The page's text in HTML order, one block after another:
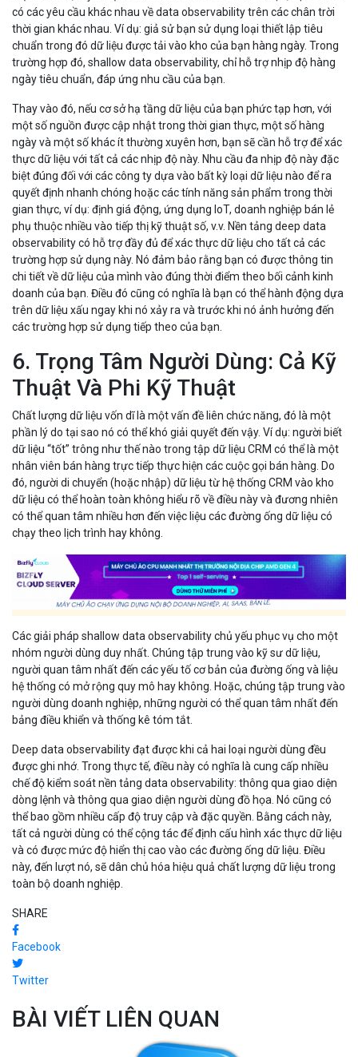
có các yêu cầu khác nhau về data observability trên các chân trời
thời gian khác nhau. Ví dụ: giả sử bạn sử dụng loại thiết lập tiêu
chuẩn trong đó dữ liệu được tải vào kho của bạn hàng ngày. Trong
trường hợp đó, shallow data observability, chỉ hỗ trợ nhịp độ hàng
ngày tiêu chuẩn, đáp ứng nhu cầu của bạn.
Thay vào đó, nếu cơ sở hạ tầng dữ liệu của bạn phức tạp hơn, với
một số nguồn được cập nhật trong thời gian thực, một số hàng
ngày và một số khác ít thường xuyên hơn, bạn sẽ cần hỗ trợ để xác
thực dữ liệu với tất cả các nhịp độ này. Nhu cầu đa nhịp độ này đặc
biệt đúng đối với các công ty dựa vào bất kỳ loại dữ liệu nào để ra
quyết định nhanh chóng hoặc các tính năng sản phẩm trong thời
gian thực, ví dụ: định giá động, ứng dụng IoT, doanh nghiệp bán lẻ
phụ thuộc nhiều vào tiếp thị kỹ thuật số, v.v. Nền tảng deep data
observability có hỗ trợ đầy đủ để xác thực dữ liệu cho tất cả các
trường hợp sử dụng này. Nó đảm bảo rằng bạn có được thông tin
chi tiết về dữ liệu của mình vào đúng thời điểm theo bối cảnh kinh
doanh của bạn. Điều đó cũng có nghĩa là bạn có thể hành động dựa
trên dữ liệu xấu ngay khi nó xảy ra và trước khi nó ảnh hưởng đến
các trường hợp sử dụng tiếp theo của bạn.
6. Trọng Tâm Người Dùng: Cả Kỹ
Thuật Và Phi Kỹ Thuật
Chất lượng dữ liệu vốn dĩ là một vấn đề liên chức năng, đó là một
phần lý do tại sao nó có thể khó giải quyết đến vậy. Ví dụ: người biết
dữ liệu “tốt” trông như thế nào trong tập dữ liệu CRM có thể là một
nhân viên bán hàng trực tiếp thực hiện các cuộc gọi bán hàng. Do
đó, người di chuyển (hoặc nhập) dữ liệu từ hệ thống CRM vào kho
dữ liệu có thể hoàn toàn không hiểu rõ về điều này và đương nhiên
có thể quan tâm nhiều hơn đến việc liệu các đường ống dữ liệu có
chạy theo lịch trình hay không.
Các giải pháp shallow data observability chủ yếu phục vụ cho một
nhóm người dùng duy nhất. Chúng tập trung vào kỹ sư dữ liệu,
người quan tâm nhất đến các yếu tố cơ bản của đường ống và liệu
hệ thống có mở rộng quy mô hay không. Hoặc, chúng tập trung vào
người dùng doanh nghiệp, những người có thể quan tâm nhất đến
bảng điều khiển và thống kê tóm tắt.
Deep data observability đạt được khi cả hai loại người dùng đều
được ghi nhớ. Trong thực tế, điều này có nghĩa là cung cấp nhiều
chế độ kiểm soát nền tảng data observability: thông qua giao diện
dòng lệnh và thông qua giao diện người dùng đồ họa. Nó cũng có
thể bao gồm nhiều cấp độ truy cập và đặc quyền. Bằng cách này,
tất cả người dùng có thể cộng tác để định cấu hình xác thực dữ liệu
và có được mức độ hiển thị cao vào các đường ống dữ liệu. Điều
này, đến lượt nó, sẽ dân chủ hóa hiệu quả chất lượng dữ liệu trong
toàn bộ doanh nghiệp.
SHARE
Facebook
Twitter
BÀI VIẾT LIÊN QUAN